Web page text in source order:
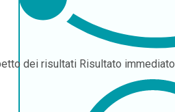
dei risultati Risultato immediato